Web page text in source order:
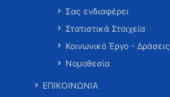
Σας ενδιαφέρει
Στατιστικά Στοιχεία
Κοινωνικό Έργο - Δράσεις
Νομοθεσία
ΕΠΙΚΟΙΝΩΝΙΑ